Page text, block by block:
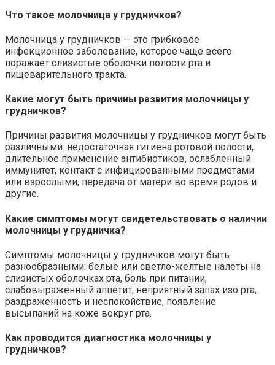
Что такое молочница у грудничков?
Молочница у грудничков — это грибковое
инфекционное заболевание, которое чаще всего
поражает слизистые оболочки полости рта и
пищеварительного тракта.
Какие могут быть причины развития молочницы у
грудничков?
Причины развития молочницы у грудничков могут быть
различными: недостаточная гигиена ротовой полости,
длительное применение антибиотиков, ослабленный
иммунитет, контакт с инфицированными предметами
или взрослыми, передача от матери во время родов и
другие.
Какие симптомы могут свидетельствовать о наличии
молочницы у грудничка?
Симптомы молочницы у грудничков могут быть
разнообразными: белые или светло-желтые налеты на
слизистых оболочках рта, боль при питании,
слабовыраженный аппетит, неприятный запах изо рта,
раздраженность и неспокойствие, появление
высыпаний на коже вокруг рта.
Как проводится диагностика молочницы у
грудничков?